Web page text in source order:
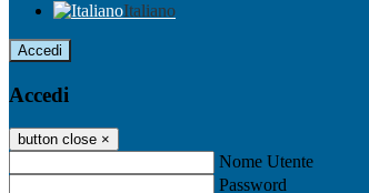
Italiano
Accedi
Accedi
button close ×
Nome Utente
Password